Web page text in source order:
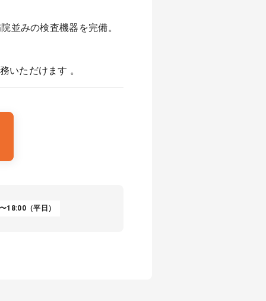
並みの検査機器を完備。
いただけます 。
18:00（平日）